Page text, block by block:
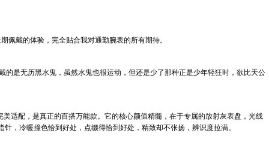
佩戴的体验，完全贴合我对通勤腕表的所有期待。
是无历黑水鬼，虽然水鬼也很运动，但还是少了那种正是少年轻狂时，欲比天公
适配，是真正的百搭万能款。它的核心颜值精髓，在于专属的放射灰表盘，光线
，冷暖撞色恰到好处，点缀得恰到好处，精致却不张扬，辨识度拉满。